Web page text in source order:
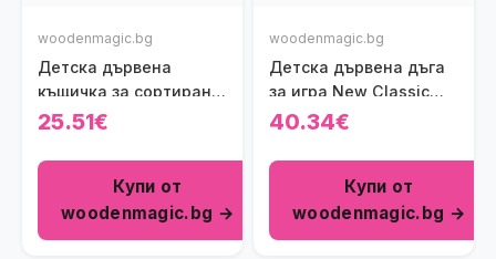
woodenmagic.bg
Детска дървена
къщичка за сортиране
New Classic Toys
25.51€
Купи от
woodenmagic.bg →
woodenmagic.bg
Детска дървена дъга
за игра New Classic
Toys
40.34€
Купи от
woodenmagic.bg →